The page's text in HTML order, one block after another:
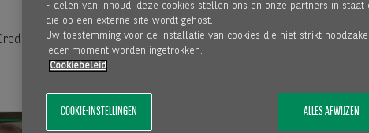
Manager]
zelfs bij stijgende
grondstofprijzen
- delen van inhoud: deze cookies stellen ons en onze partners in staat
die op een externe site wordt gehost.
Uw toestemming voor de installatie van cookies die niet strikt
ieder moment worden ingetrokken.
Cookiebeleid
ALLES AFWIJZEN
COOKIE-INSTELLINGEN